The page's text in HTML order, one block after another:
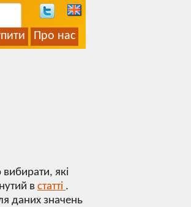
Про нас
які
в статті .
даних значень